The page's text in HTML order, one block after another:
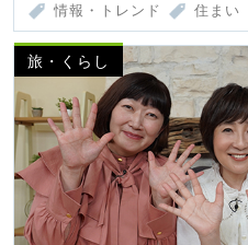
情報・トレンド 住まい
旅・くらし